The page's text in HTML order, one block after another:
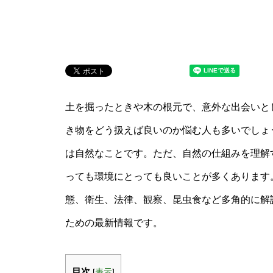
土を掘ったときや木の根元で、意外な出会い
き物をどう扱えば良いのか悩む人も多いでし
は自然なことです。ただ、自然の仕組みを理
っても環境にとっても良いことが多くありま
態、衛生、法律、観察、昆虫食など多角的に
ための最新情報です。